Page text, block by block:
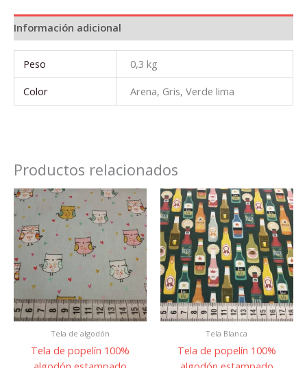
Información adicional
Peso
0,3 kg
Color
Arena, Gris, Verde lima
Productos relacionados
Tela de algodón
Tela de popelín 100%
Tela Blanca
Tela de popelín 100%